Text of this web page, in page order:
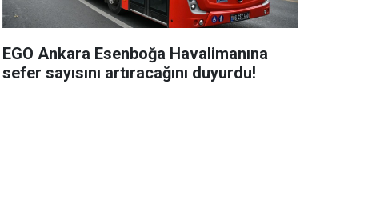
EGO Ankara Esenboğa Havalimanına
sefer sayısını artıracağını duyurdu!